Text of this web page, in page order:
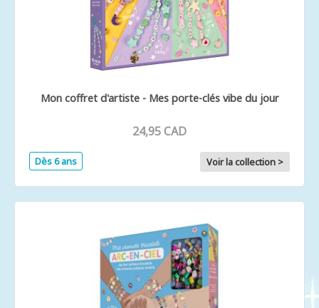
Mon coffret d'artiste - Mes porte-clés vibe du jour
24,95 CAD
Dès 6 ans Voir la collection >